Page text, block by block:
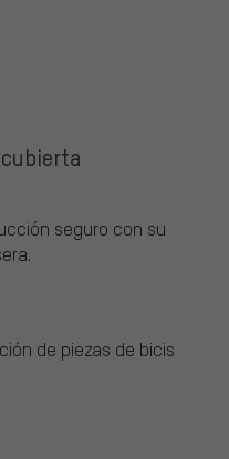
seguro con su
de piezas de bicis